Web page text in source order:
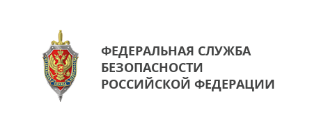
ФЕДЕРАЛЬНАЯ СЛУЖБА
БЕЗОПАСНОСТИ
РОССИЙСКОЙ ФЕДЕРАЦИИ